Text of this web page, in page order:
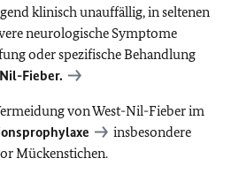
klinisch unauffällig, in seltenen
neurologische Symptome
oder spezifische Behandlung
Fieber.
von West-Nil-Fieber im
insbesondere
Mückenstichen.